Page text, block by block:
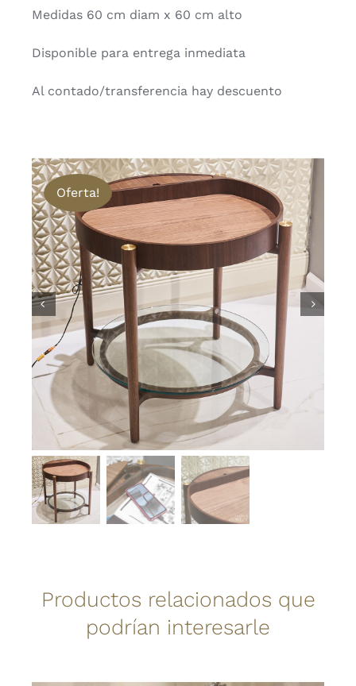
Oferta!
Medidas 60 cm diam x 60 cm alto
Disponible para entrega inmediata
Al contado/transferencia hay descuento
Productos relacionados que
podrían interesarle